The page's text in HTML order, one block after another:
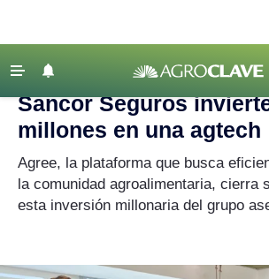
Agricultura
Lechería
Tecnología
Agenda
‹ VOLVER
Agroclave Sancor Seguros
Sancor Seguros
millones en una agtech
Agree, la plataforma que busca
la comunidad agroalimentaria, cierra
esta inversión millonaria del grupo